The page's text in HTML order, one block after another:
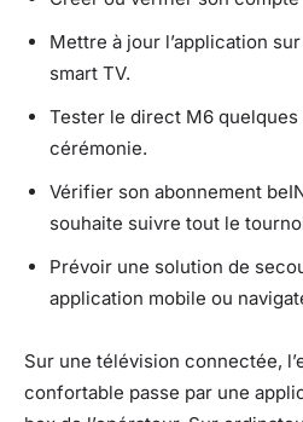
Mettre à jour l’application
smart TV.
Tester le direct M6 quelques
cérémonie.
Vérifier son abonnement
souhaite suivre tout le
Prévoir une solution de
application mobile ou
Sur une télévision connectée,
confortable passe par une